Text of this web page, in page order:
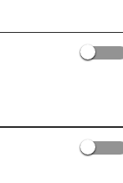
際、施錠され